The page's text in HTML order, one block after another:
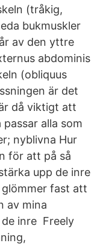
(tråkig,
bukmuskler
av den yttre
abdominis
(obliquus
är det
då viktigt att
alla som
nyblivna Hur
för att på så
upp de inre
fast att
av mina
inre Freely